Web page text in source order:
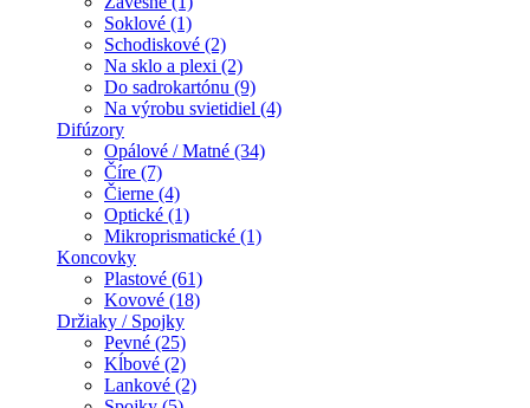
Soklové (1)
Schodiskové (2)
Na sklo a plexi (2)
Do sadrokartónu (9)
Na výrobu svietidiel (4)
Difúzory
Opálové / Matné (34)
Číre (7)
Čierne (4)
Optické (1)
Mikroprismatické (1)
Koncovky
Plastové (61)
Kovové (18)
Držiaky / Spojky
Pevné (25)
Kĺbové (2)
Lankové (2)